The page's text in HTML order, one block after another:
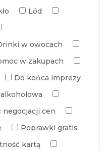
Lód
w owocach
w zakupach
Do końca imprezy
negocjacji cen
Poprawki gratis
kartą